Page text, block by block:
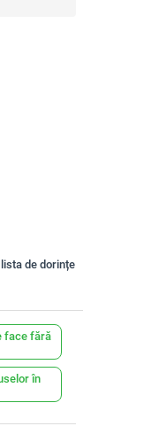
de dorințe
face fără
în